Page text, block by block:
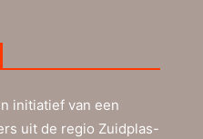
initiatief van een
uit de regio Zuidplas-